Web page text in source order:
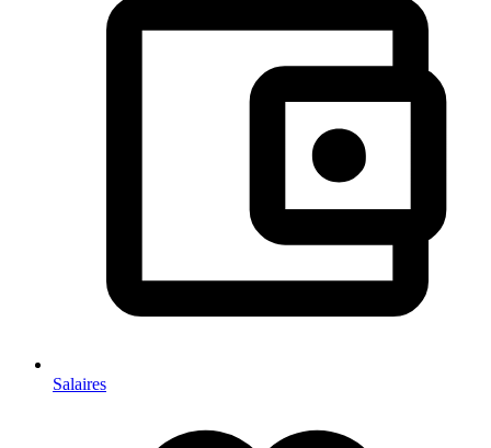
Salaires